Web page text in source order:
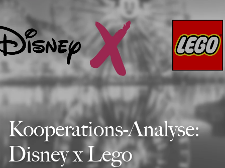
Kooperations-Analyse:
Disney x Lego